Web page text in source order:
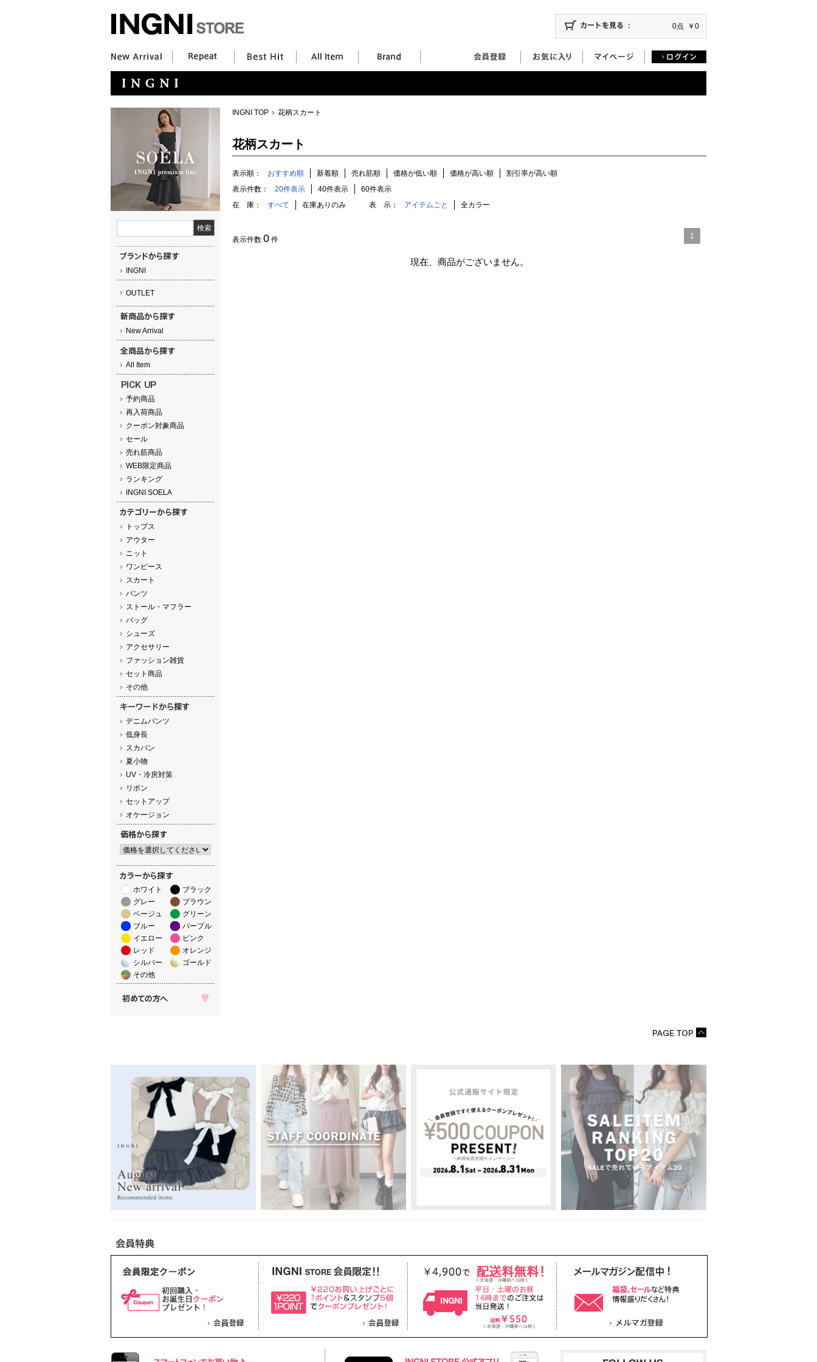
0点 ￥0
INGNI
OUTLET
New Arrival
All Item
予約商品
再入荷商品
クーポン対象商品
セール
売れ筋商品
WEB限定商品
ランキング
INGNI SOELA
トップス
アウター
ニット
ワンピース
スカート
パンツ
ストール・マフラー
バッグ
シューズ
アクセサリー
ファッション雑貨
セット商品
その他
デニムパンツ
低身長
スカパン
夏小物
UV・冷房対策
リボン
セットアップ
オケージョン
ホワイト
ブラック
グレー
ブラウン
ベージュ
グリーン
ブルー
パープル
イエロー
ピンク
レッド
オレンジ
シルバー
ゴールド
その他
INGNI TOP 花柄スカート
花柄スカート
表示順： おすすめ順 新着順 売れ筋順 価格が低い順 価格が高い順
割引率が高い順
表示件数：
20件表示 40件表示
60件表示
在 庫：
すべて 在庫ありのみ 表 示： アイテムごと 全カラー
表示件数 0 件 1
現在、商品がございません。